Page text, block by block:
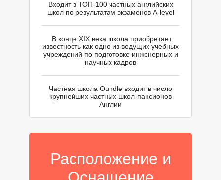
Ш
Входит в ТОП-100 частных английских
школ по результатам экзаменов A-level
В конце XIX века школа приобретает
известность как одно из ведущих учебных
учреждений по подготовке инженерных и
научных кадров
Частная школа Oundle входит в число
крупнейших частных школ-пансионов
Англии
Расположение и
Ш